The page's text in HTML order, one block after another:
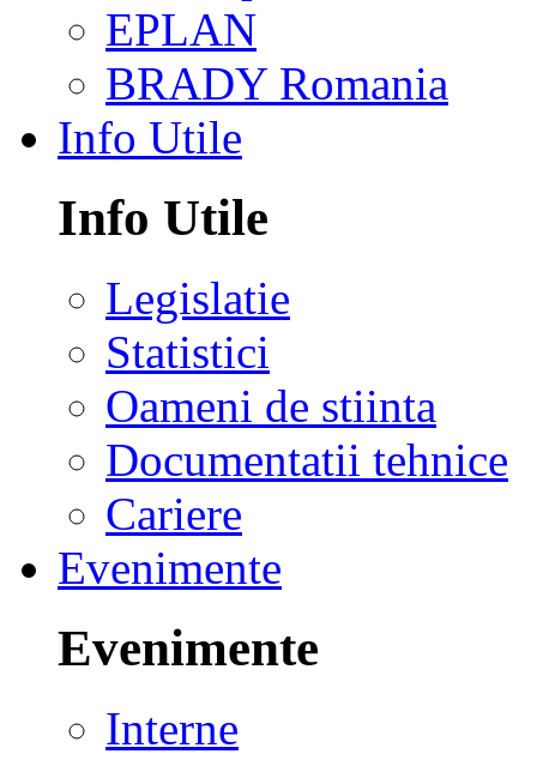
EPLAN
BRADY Romania
Info Utile
Info Utile
Legislatie
Statistici
Oameni de stiinta
Documentatii tehnice
Cariere
Evenimente
Evenimente
Interne